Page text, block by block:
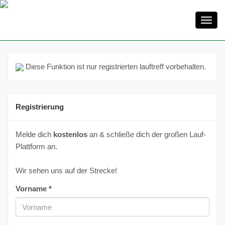
Diese Funktion ist nur registrierten lauftreff vorbehalten.
Registrierung
Melde dich kostenlos an & schließe dich der großen Lauf-
Plattform an.
Wir sehen uns auf der Strecke!
Vorname *